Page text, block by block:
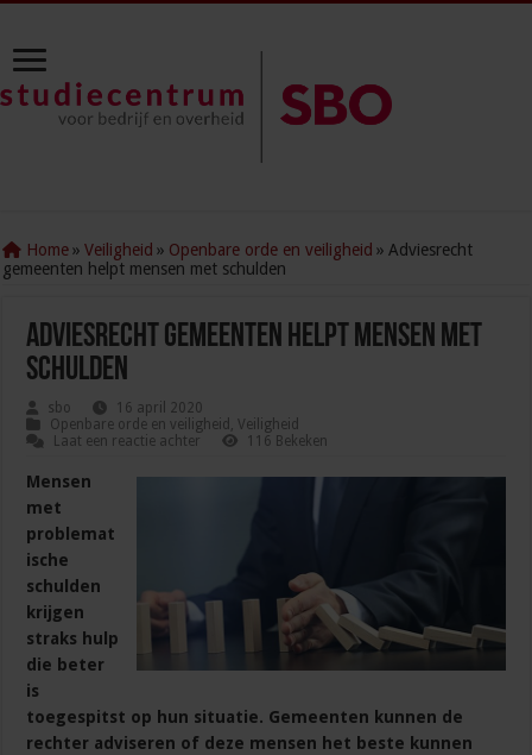
Home » Veiligheid » Openbare orde en veiligheid » Adviesrecht
gemeenten helpt mensen met schulden
Adviesrecht gemeenten helpt mensen met
schulden
sbo
16 april 2020
Openbare orde en veiligheid ,Veiligheid
Laat een reactie achter
116 Bekeken
Mensen
met
problemat
ische
schulden
krijgen
straks hulp
die beter
is
toegespitst op hun situatie. Gemeenten kunnen de
rechter adviseren of deze mensen het beste kunnen